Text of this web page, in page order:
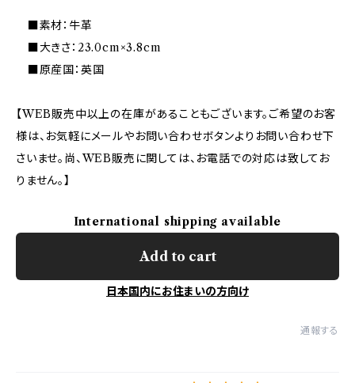
■素材：牛革
■大きさ：23.0cm×3.8cm
■原産国：英国
【WEB販売中以上の在庫があることもございます。ご希望のお客
様は、お気軽にメールやお問い合わせボタンよりお問い合わせ下
さいませ。尚、WEB販売に関しては、お電話での対応は致してお
りません。】
International shipping available
Add to cart
日本国内にお住まいの方向け
通報する